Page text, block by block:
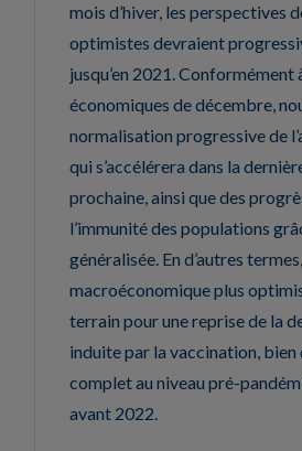
mois d’hiver, les perspectives
optimistes devraient
jusqu’en 2021. Conformément
économiques de décembre,
normalisation progressive de
qui s’accélérera dans la
prochaine, ainsi que des
l’immunité des populations
généralisée. En d’autres
macroéconomique plus
terrain pour une reprise de la
induite par la vaccination, bien
complet au niveau pré-
avant 2022.